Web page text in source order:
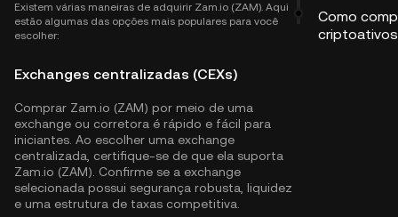
Existem várias maneiras de adquirir Zam.io (ZAM). Aqui
estão algumas das opções mais populares para você
escolher:
Exchanges centralizadas (CEXs)
Comprar Zam.io (ZAM) por meio de uma
exchange ou corretora é rápido e fácil para
iniciantes. Ao escolher uma exchange
centralizada, certifique-se de que ela suporta
Zam.io (ZAM). Confirme se a exchange
selecionada possui segurança robusta, liquidez
e uma estrutura de taxas competitiva.
Como
criptoativos